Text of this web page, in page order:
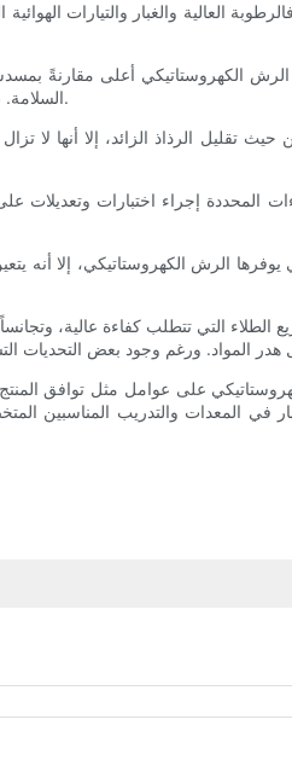
العالية والغبار والتيارات
الرش الكهروستاتيكي أعلى مقارنةً
السلامة. في العمليات الصغيرة أو المشاريع ذات الميزانيات المحدودة، ينبغي الموازنة بدقة بين هذه التكاليف والوفورات المتوقعة في المواد والعمالة.
تقليل الرذاذ الزائد، إلا أنها لا
المحددة إجراء اختبارات
يوفرها الرش الكهروستاتيكي، إلا
الطلاء التي تتطلب كفاءة عالية،
على عوامل مثل توافق
في المعدات والتدريب